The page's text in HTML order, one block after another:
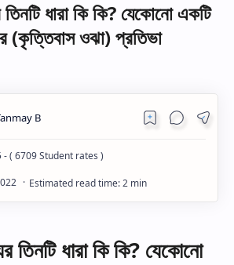
ধারা কি কি? যেকোনো একটি
(কৃত্তিবাস ওঝা) প্রতিভা
- ( 6709Student rates )
তিনটি ধারা কি কি? যেকোনো